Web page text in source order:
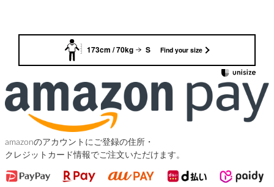
173cm / 70kg S Find your size
amazonのアカウントにご登録の住所・
クレジットカード情報でご注文いただけます。